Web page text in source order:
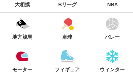
大相撲 Bリーグ NBA
地方競馬 卓球 バレー
モーター フィギュア ウィンター